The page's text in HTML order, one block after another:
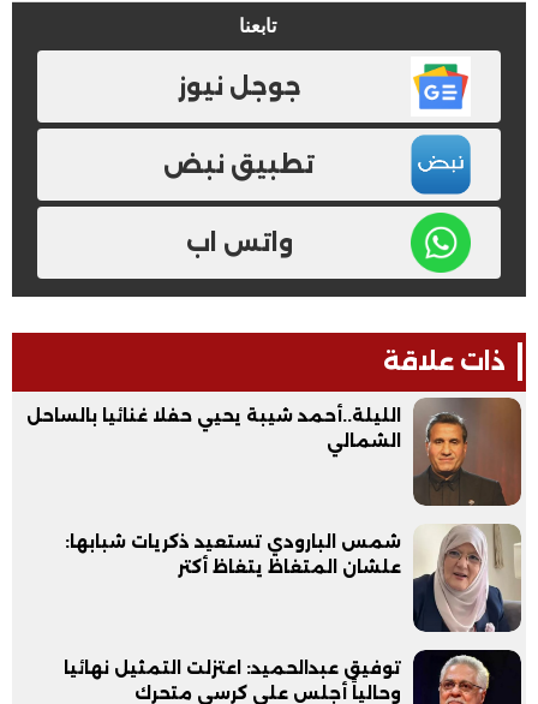
تابعنا
جوجل نيوز
تطبيق نبض
واتس اب
ذات علاقة
الليلة..أحمد شيبة يحيي حفلا غنائيا بالساحل
الشمالي
شمس البارودي تستعيد ذكريات شبابها:
علشان المتغاظ يتغاظ أكتر
توفيق عبدالحميد: اعتزلت التمثيل نهائيا
وحالياً أجلس على كرسي متحرك